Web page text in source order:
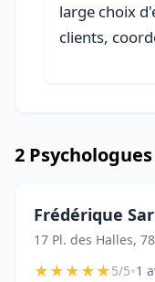
large choix
clients,
2
Frédérique
17 Pl. des Halles,
★★★★★5/5•1